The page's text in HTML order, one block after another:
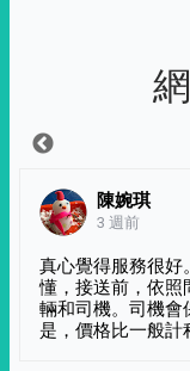
陳婉琪
3 週前
真心覺得服務很好
懂，接送前，依照
輛和司機。司機會
是，價格比一般計